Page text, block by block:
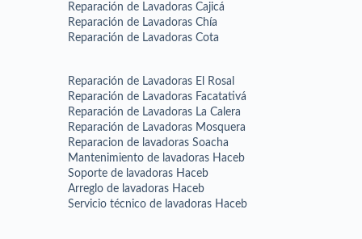
Reparación de Lavadoras Cajicá
Reparación de Lavadoras Chía
Reparación de Lavadoras Cota
Reparación de Lavadoras El Rosal
Reparación de Lavadoras Facatativá
Reparación de Lavadoras La Calera
Reparación de Lavadoras Mosquera
Reparacion de lavadoras Soacha
Mantenimiento de lavadoras Haceb
Soporte de lavadoras Haceb
Arreglo de lavadoras Haceb
Servicio técnico de lavadoras Haceb